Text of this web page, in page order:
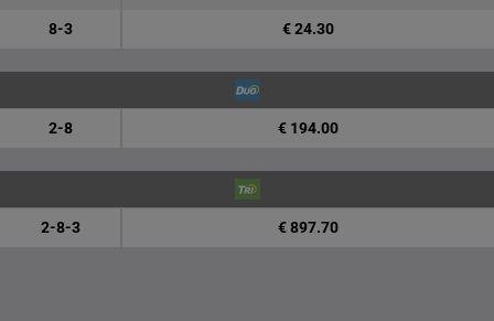
8-3 € 24.30
2-8 € 194.00
2-8-3 € 897.70